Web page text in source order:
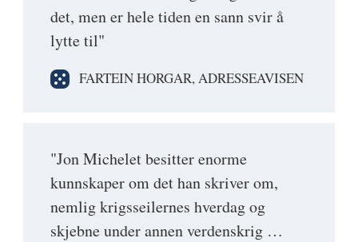
det, men er hele tiden en sann svir å
lytte til"
FARTEIN HORGAR, ADRESSEAVISEN
"Jon Michelet besitter enorme
kunnskaper om det han skriver om,
nemlig krigsseilernes hverdag og
skjebne under annen verdenskrig …